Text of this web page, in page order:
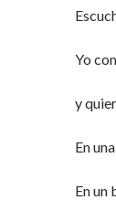
Yo
y
En
En un